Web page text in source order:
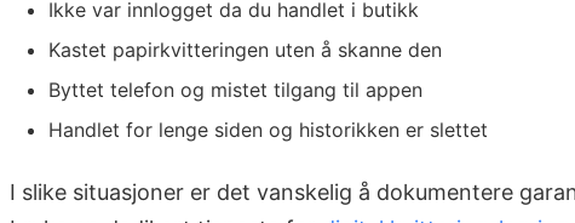
Ikke var innlogget da du handlet i butikk
Kastet papirkvitteringen uten å skanne den
Byttet telefon og mistet tilgang til appen
Handlet for lenge siden og historikken er slettet
I slike situasjoner er det vanskelig å dokumentere